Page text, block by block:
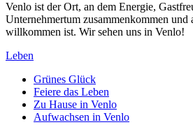
Venlo ist der Ort, an dem Energie,
Unternehmertum zusammenkommen und
willkommen ist. Wir sehen uns in Venlo!
Leben
Grünes Glück
Feiere das Leben
Zu Hause in Venlo
Aufwachsen in Venlo